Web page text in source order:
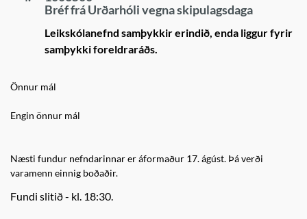
Bréf frá Urðarhóli vegna skipulagsdaga
Leikskólanefnd samþykkir erindið, enda liggur fyrir
samþykki foreldraráðs.
Önnur mál
Engin önnur mál
Næsti fundur nefndarinnar er áformaður 17. ágúst. Þá verði
varamenn einnig boðaðir.
Fundi slitið - kl. 18:30.